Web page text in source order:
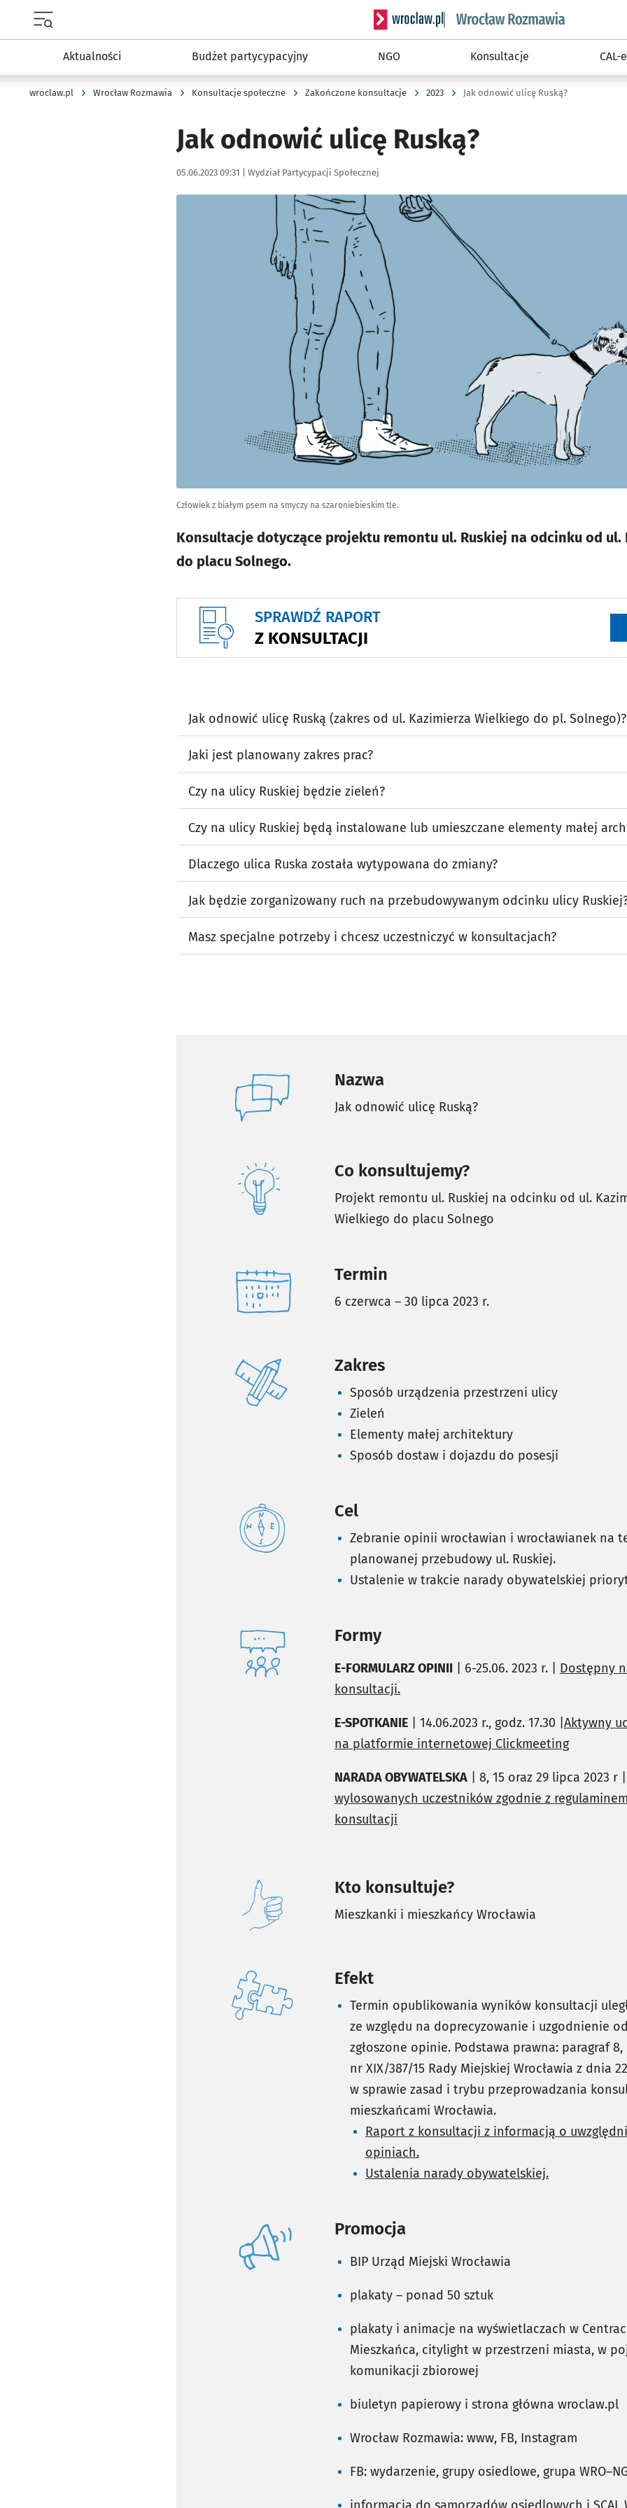
Serwis informacyjny wroclaw.pl podserwis:
Aktualności Budżet partycypacyjny NGO Konsultacje CAL-e
wroclaw.pl Wrocław Rozmawia Konsultacje społeczne Zakończone konsultacje 2023 Jak odnowić ulicę Ruską?
Jak odnowić ulicę Ruską?
Data publikacji:
05.06.2023 09:31 | Autor:
Wydział Partycypacji Społecznej
Kliknij, aby powiększyć
Człowiek z białym psem na smyczy na szaroniebieskim tle.
Konsultacje dotyczące projektu remontu ul. Ruskiej na odcinku od ul.
do placu Solnego.
SPRAWDŹ RAPORT
Z KONSULTACJI
Jak odnowić ulicę Ruską (zakres od ul. Kazimierza Wielkiego do pl. Solnego)?
Jaki jest planowany zakres prac?
Czy na ulicy Ruskiej będzie zieleń?
Czy na ulicy Ruskiej będą instalowane lub umieszczane elementy małej
Dlaczego ulica Ruska została wytypowana do zmiany?
Jak będzie zorganizowany ruch na przebudowywanym odcinku ulicy
Masz specjalne potrzeby i chcesz uczestniczyć w konsultacjach?
Nazwa
Jak odnowić ulicę Ruską?
Co konsultujemy?
Projekt remontu ul. Ruskiej na odcinku od ul.
Wielkiego do placu Solnego
Termin
6 czerwca – 30 lipca 2023 r.
Zakres
Sposób urządzenia przestrzeni ulicy
Zieleń
Elementy małej architektury
Sposób dostaw i dojazdu do posesji
Cel
Zebranie opinii wrocławian i wrocławianek na
planowanej przebudowy ul. Ruskiej.
Ustalenie w trakcie narady obywatelskiej
Formy
E-FORMULARZ OPINII | 6-25.06. 2023 r. | Dostępny
konsultacji.
E-SPOTKANIE | 14.06.2023 r., godz. 17.30 | Aktywny
na platformie internetowej Clickmeeting
NARADA OBYWATELSKA | 8, 15 oraz 29 lipca 2023 r |
wylosowanych uczestników zgodnie z
konsultacji
Kto konsultuje?
Mieszkanki i mieszkańcy Wrocławia
Efekt
Termin opublikowania wyników konsultacji
ze względu na doprecyzowanie i uzgodnienie
zgłoszone opinie. Podstawa prawna: paragraf 8,
nr XIX/387/15 Rady Miejskiej Wrocławia z dnia
w sprawie zasad i trybu przeprowadzania
mieszkańcami Wrocławia.
Raport z konsultacji z informacją o
opiniach.
Ustalenia narady obywatelskiej.
Promocja
BIP Urząd Miejski Wrocławia
plakaty – ponad 50 sztuk
plakaty i animacje na wyświetlaczach w
Mieszkańca, citylight w przestrzeni miasta, w
komunikacji zbiorowej
biuletyn papierowy i strona główna wroclaw.pl
Wrocław Rozmawia: www, FB, Instagram
FB: wydarzenie, grupy osiedlowe, grupa